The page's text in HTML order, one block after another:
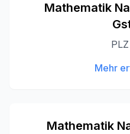
Mathematik
PLZ
Mehr
Mathematik